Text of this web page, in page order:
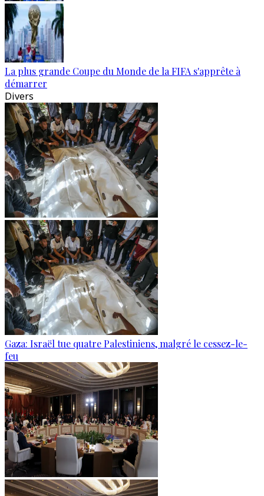
La plus grande Coupe du Monde de la FIFA s'apprête à
démarrer
Divers
Gaza: Israël tue quatre Palestiniens, malgré le cessez-le-
feu